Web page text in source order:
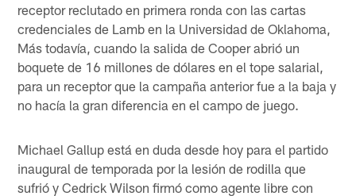
receptor reclutado en primera ronda con las cartas
credenciales de Lamb en la Universidad de Oklahoma,
Más todavía, cuando la salida de Cooper abrió un
boquete de 16 millones de dólares en el tope salarial,
para un receptor que la campaña anterior fue a la baja y
no hacía la gran diferencia en el campo de juego.
Michael Gallup está en duda desde hoy para el partido
inaugural de temporada por la lesión de rodilla que
sufrió y Cedrick Wilson firmó como agente libre con